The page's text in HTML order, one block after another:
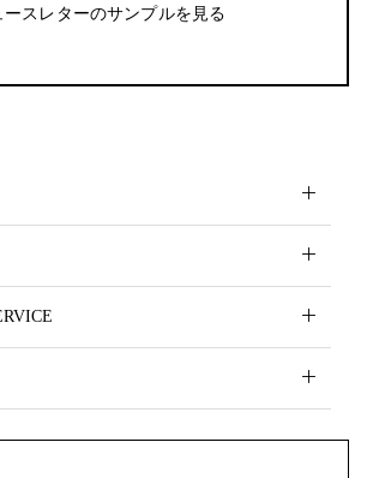
ースレターのサンプルを見る